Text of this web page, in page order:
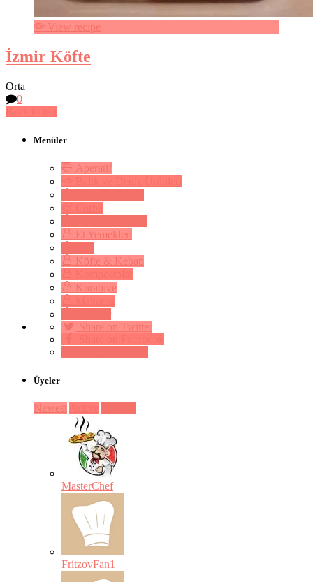
View recipe
İzmir Köfte
Orta
0
Menüler
Aperatif
Et Yemekleri
Köfte & Kebap
Kurabiye
Share on Twitter
Üyeler
Newest
MasterChef
FritzovFan1